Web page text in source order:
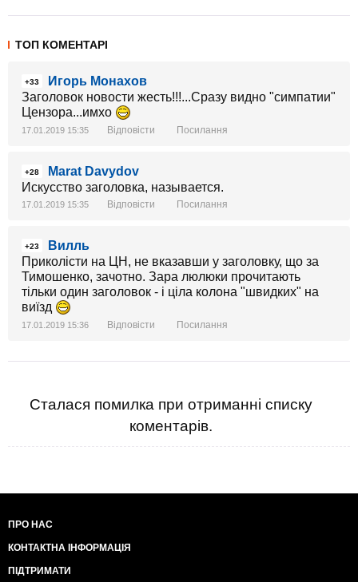
ТОП КОМЕНТАРІ
+33
Игорь Монахов
Заголовок новости жесть!!!...Сразу видно "симпатии"
Цензора...имхо
17.01.2019 15:35 Відповісти Посилання
+28
Marat Davydov
Искусство заголовка, называется.
17.01.2019 15:35 Відповісти Посилання
+23
Вилль
Приколісти на ЦН, не вказавши у заголовку, що за
Тимошенко, зачотно. Зара люлюки прочитають
тільки один заголовок - і ціла колона "швидких" на
виїзд
17.01.2019 15:36 Відповісти Посилання
Сталася помилка при отриманні списку
коментарів.
ПРО НАС
КОНТАКТНА ІНФОРМАЦІЯ
ПІДТРИМАТИ